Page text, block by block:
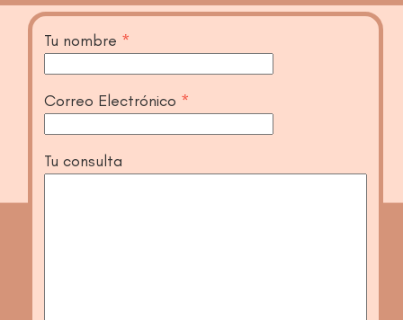
Tu nombre *
Correo Electrónico *
Tu consulta